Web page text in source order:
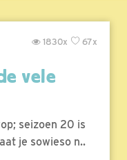
67x
1830x
vele
seizoen 20 is
je sowieso n..